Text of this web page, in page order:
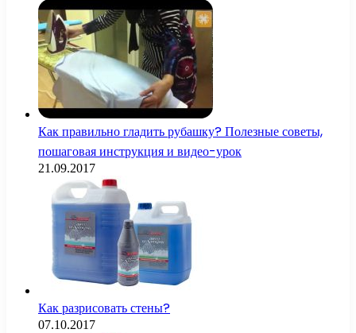
Как правильно гладить рубашку? Полезные советы,
пошаговая инструкция и видео-урок
21.09.2017
Как разрисовать стены?
07.10.2017